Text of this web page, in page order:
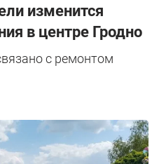
изменится
в центре Гродно
с ремонтом